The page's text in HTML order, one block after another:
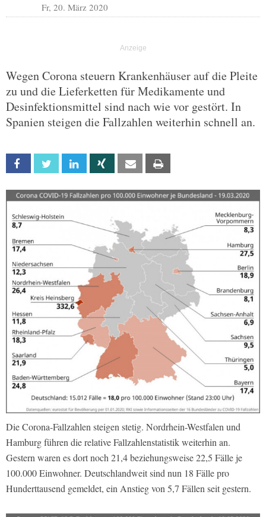
Fr, 20. März 2020
Wegen Corona steuern Krankenhäuser auf die Pleite
zu und die Lieferketten für Medikamente und
Desinfektionsmittel sind nach wie vor gestört. In
Spanien steigen die Fallzahlen weiterhin schnell an.
Facebook Twitter Linkedin Xing Email
Die Corona-Fallzahlen steigen stetig. Nordrhein-Westfalen und
Hamburg führen die relative Fallzahlenstatistik weiterhin an.
Gestern waren es dort noch 21,4 beziehungsweise 22,5 Fälle je
100.000 Einwohner. Deutschlandweit sind nun 18 Fälle pro
Hunderttausend gemeldet, ein Anstieg von 5,7 Fällen seit gestern.